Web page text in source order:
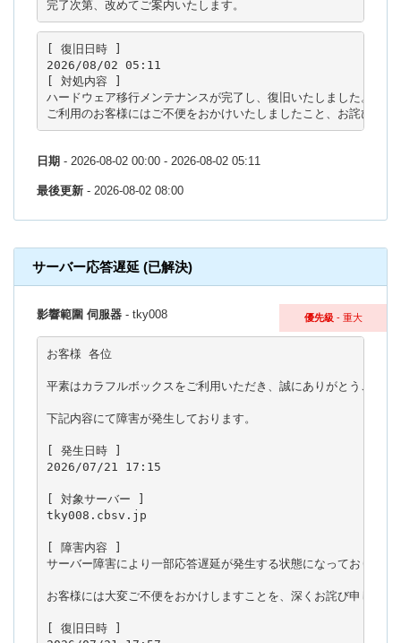
[ 復旧日時 ]
2026/08/02 05:11
[ 対処内容 ]
ハードウェア移行メンテナンスが完了し、復旧いたしました。
日期 - 2026-08-02 00:00 - 2026-08-02 05:11
最後更新 - 2026-08-02 08:00
サーバー応答遅延 (已解決)
優先級 - 重大
影響範圍 伺服器 - tky008
お客様 各位
平素はカラフルボックスをご利用いただき、誠にありがとうござい
下記内容にて障害が発生しております。
[ 発生日時 ]
2026/07/21 17:15
[ 対象サーバー ]
tky008.cbsv.jp
[ 障害内容 ]
サーバー障害により一部応答遅延が発生する状態になっております
お客様には大変ご不便をおかけしますことを、深くお詫び申し上げ
[ 復旧日時 ]